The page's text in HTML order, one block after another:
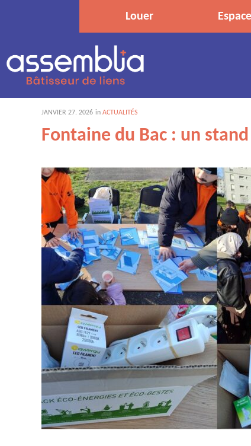
content
Louer
JANVIER 27. 2026 inACTUALITÉS
Fontaine du Bac : un